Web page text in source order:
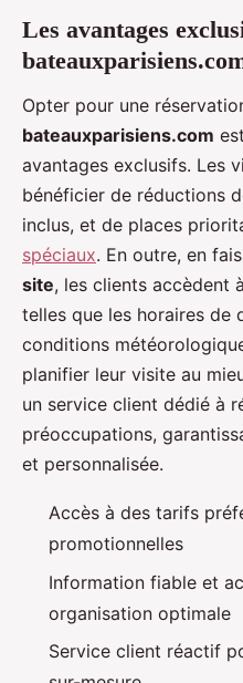
Les avantages
Opter pour une
bateauxparisiens.com
avantages exclusifs. Les
bénéficier de réductions
inclus, et de places
spéciaux. En outre, en
site, les clients accèdent
telles que les horaires de
conditions
planifier leur visite au
un service client dédié à
préoccupations,
et personnalisée.
Accès à des tarifs
promotionnelles
Information fiable et
organisation optimale
Service client réactif